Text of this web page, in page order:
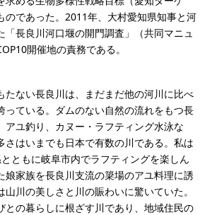
のであった。2011年、大村愛知県知事と河
「長良川河口堰の開門調査」（共同マニュ
開催地の責務である。
たない長良川は、まだまだ他の河川に比べ
っている。ダムのない自然の流れをもつ長
アユ釣り、カヌー・ラフティング水泳な
さはいまでも日本で有数の川である。私は
ともに岐阜市内でラフティングを楽しん
娘家族を長良川支流の簗場のアユ料理に誘
川の美しさと川の賑わいに驚いていた。
との暮らしに根ざす川であり、地域住民の